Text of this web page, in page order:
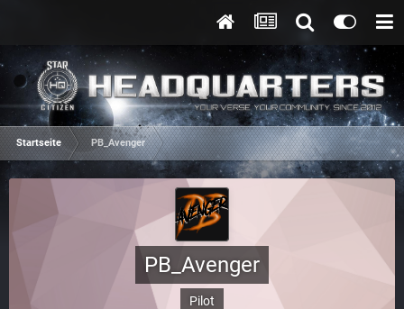
Startseite PB_Avenger
PB_Avenger
Pilot